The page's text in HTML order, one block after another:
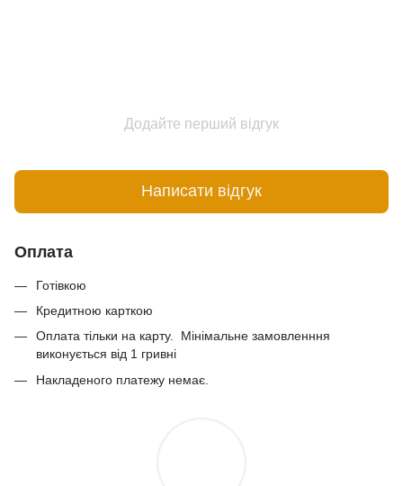
Додайте перший відгук
Написати відгук
Оплата
Готівкою
Кредитною карткою
Оплата тільки на карту. Мінімальне замовленння
виконується від 1 гривні
Накладеного платежу немає.